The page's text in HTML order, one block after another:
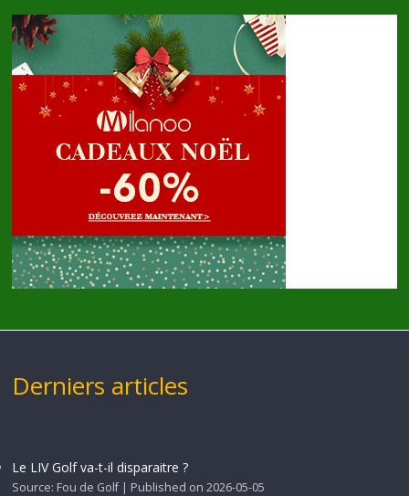
Derniers articles
Le LIV Golf va-t-il disparaitre ?
Source: Fou de Golf Published on 2026-05-05